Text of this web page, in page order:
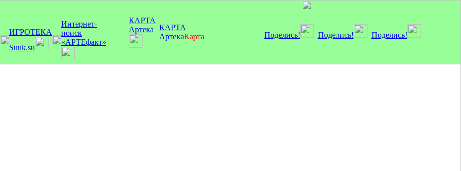
ИГРОТЕКА
Suuk.su
Интернет-
поиск
«АРТЕфакт»
КАРТА
Артека
КАРТА
АртекаКарта Поделись! Поделись! Поделись!